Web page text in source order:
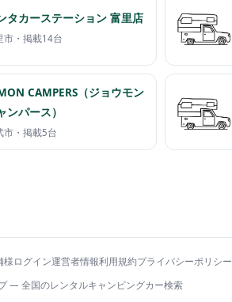
タカーステーション 富里店
・ 掲載14台
CAMPERS（ジョウモン
ンパース）
市・ 掲載5台
様ログイン運営者情報利用規約プライバシーポリシー
— 全国のレンタルキャンピングカー検索